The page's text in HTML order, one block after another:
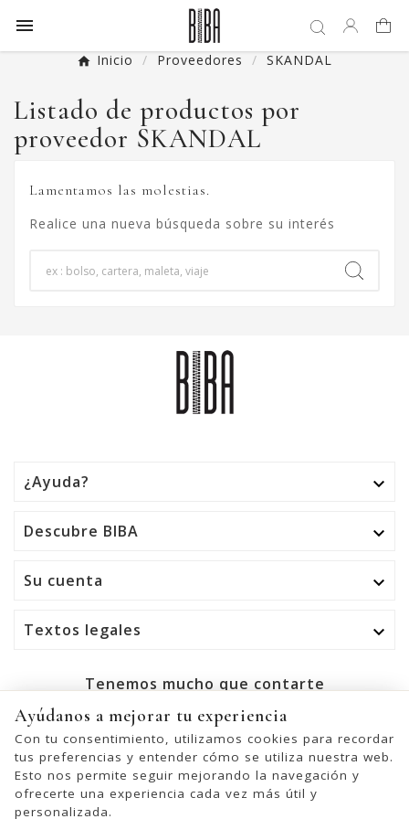

Inicio Proveedores SKANDAL
Listado de productos por
proveedor SKANDAL
Lamentamos las molestias.
Realice una nueva búsqueda sobre su interés
¿Ayuda? 
Descubre BIBA 
Su cuenta 
Textos legales 
Tenemos mucho que contarte
Puede darse de baja en cualquier momento. Para ello,
consulte nuestra información de contacto en el aviso legal.
Ayúdanos a mejorar tu experiencia
Con tu consentimiento, utilizamos cookies para recordar
tus preferencias y entender cómo se utiliza nuestra web.
Esto nos permite seguir mejorando la navegación y
ofrecerte una experiencia cada vez más útil y
personalizada.